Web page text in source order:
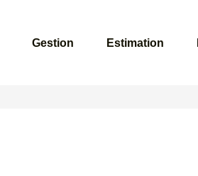
Gestion Estimation